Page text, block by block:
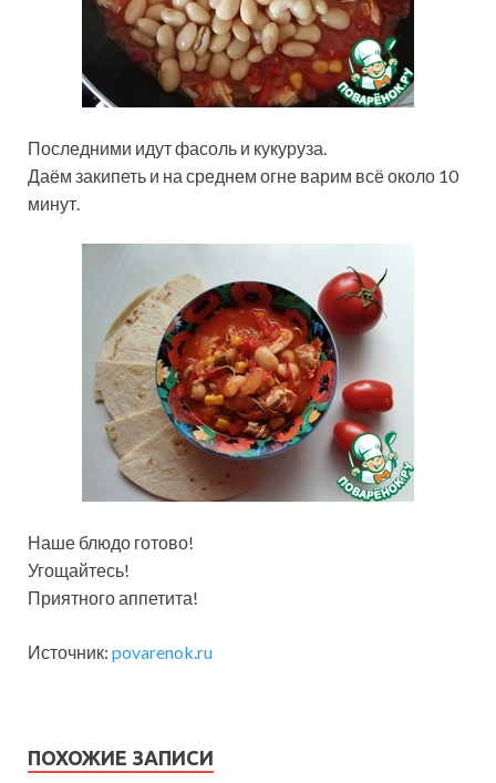
Последними идут фасоль и кукуруза.
Даём закипеть и на среднем огне варим всё около 10
минут.
Наше блюдо готово!
Угощайтесь!
Приятного аппетита!
Источник: povarenok.ru
ПОХОЖИЕ ЗАПИСИ